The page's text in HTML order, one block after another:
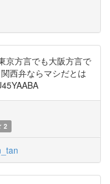
京方言でも大阪方言で
西弁ならマシだとは
2